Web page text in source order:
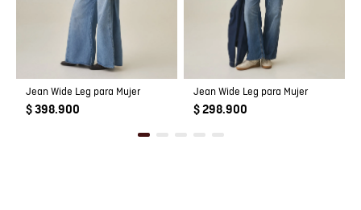
Jean Wide Leg para Mujer
$ 398.900
Jean Wide Leg para Mujer
$ 298.900